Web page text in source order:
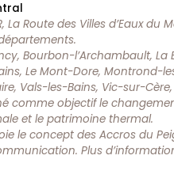
La Route des Villes d’Eaux
Bourbon-l’Archambault,
Le Mont-Dore, Montrond-
Vals-les-Bains, Vic-sur-
comme objectif le
et le patrimoine thermal.
le concept des Accros du
Plus